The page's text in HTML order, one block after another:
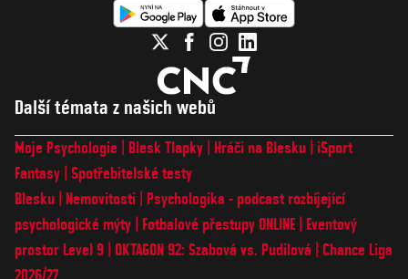
Další témata z našich webů
Moje Psychologie Blesk Tlapky Hráči na Blesku
iSport
Fantasy Spotřebitelské testy
Blesku
Nemovitosti
Psychologika - podcast rozbíjející
psychologické mýty
Fotbalové přestupy ONLINE
Eventový
prostor Level 9 OKTAGON 92: Szabová vs. Pudilová
Chance Liga
2026/27